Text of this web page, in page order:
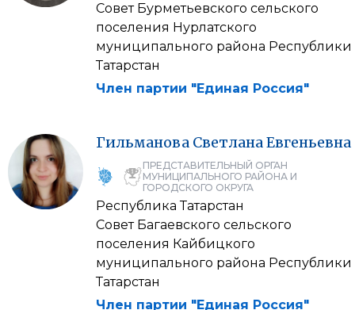
Совет Бурметьевского сельского
поселения Нурлатского
муниципального района Республики
Татарстан
Член партии "Единая Россия"
Гильманова СветланаЕвгеньевна
ПРЕДСТАВИТЕЛЬНЫЙ ОРГАН
МУНИЦИПАЛЬНОГО РАЙОНА И
ГОРОДСКОГО ОКРУГА
Республика Татарстан
Совет Багаевского сельского
поселения Кайбицкого
муниципального района Республики
Татарстан
Член партии "Единая Россия"